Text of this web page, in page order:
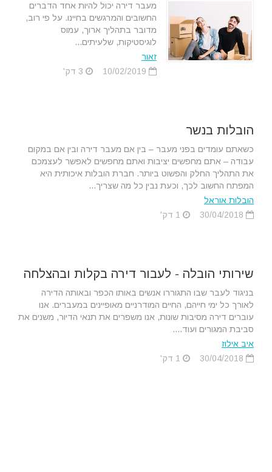
מעבר דירה יכול להיות אחד הדברים
החשובים והמרגשים בחיינו. על פי רוב,
מדובר בתהליך ארוך, עמוס
לוגיסטיקות, שלעיתים...
זאור
הובלות בנשר
כשאתם עומדים בפני מעבר – בין אם מעבר דירה ובין אם במקום
עבודה – אתם מחפשים יציבות ואתם מחפשים לאפשר לעצמכם
את התהליך החלק והפשוט ביותר. חברת הובלות איכותית היא
המפתח החשוב לכך, וכעת נבין כל מה שצריך...
הובלות אוראל
שירותי הובלה - לעבור דירה בקלות ובהצלחה
בניגוד לעבר שבו התגוררו אנשים באותו הכפר ובאותה הדירה
לאורך כל ימי חייהם, החיים המודרניים מאופיינים במעברים. אנו
עוברים דירה מסיבות שונות, אנו משפרים את תנאי הדיור, משנים את
סביבת המגורים ועוד....
איב אילוז